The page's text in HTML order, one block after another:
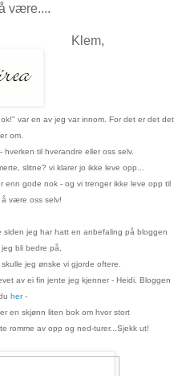
være....
var en av jeg var innom. For det er det det
om.
til hverandre eller oss selv.
slitne? vi klarer jo ikke leve opp...
enn gode nok - og vi trenger ikke leve opp til
være oss selv!
siden jeg har hatt en anbefaling på bloggen
bli bedre på,
jeg ønske vi gjorde oftere.
av ei fin jente jeg kjenner - Heidi. Bloggen
her-
en skjønn liten bok om hvor stort
romme av opp og ned-turer...Sjekk ut!